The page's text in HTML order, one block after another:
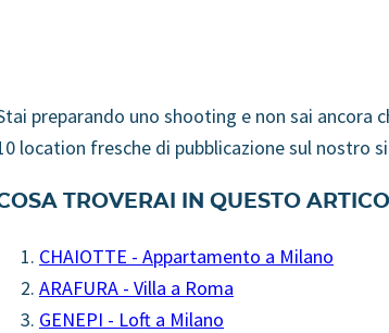
preparando uno shooting e non sai ancora
location fresche di pubblicazione sul nostro
TROVERAI IN QUESTO
CHAIOTTE - Appartamento a Milano
ARAFURA - Villa a Roma
GENEPI - Loft a Milano